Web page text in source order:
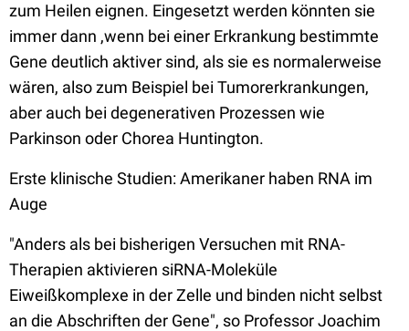
zum Heilen eignen. Eingesetzt werden könnten sie
immer dann ,wenn bei einer Erkrankung bestimmte
Gene deutlich aktiver sind, als sie es normalerweise
wären, also zum Beispiel bei Tumorerkrankungen,
aber auch bei degenerativen Prozessen wie
Parkinson oder Chorea Huntington.
Erste klinische Studien: Amerikaner haben RNA im
Auge
"Anders als bei bisherigen Versuchen mit RNA-
Therapien aktivieren siRNA-Moleküle
Eiweißkomplexe in der Zelle und binden nicht selbst
an die Abschriften der Gene", so Professor Joachim